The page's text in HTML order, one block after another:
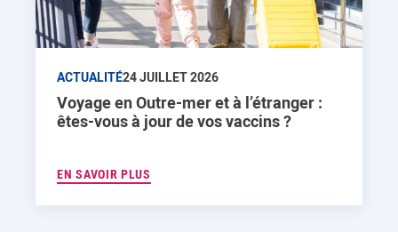
ACTUALITÉ24 JUILLET 2026
Voyage en Outre-mer et à l’étranger :
êtes-vous à jour de vos vaccins ?
EN SAVOIR PLUS